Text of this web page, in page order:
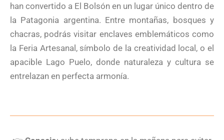
han convertido a El Bolsón en un lugar único dentro de
la Patagonia argentina. Entre montañas, bosques y
chacras, podrás visitar enclaves emblemáticos como
la Feria Artesanal, símbolo de la creatividad local, o el
apacible Lago Puelo, donde naturaleza y cultura se
entrelazan en perfecta armonía.